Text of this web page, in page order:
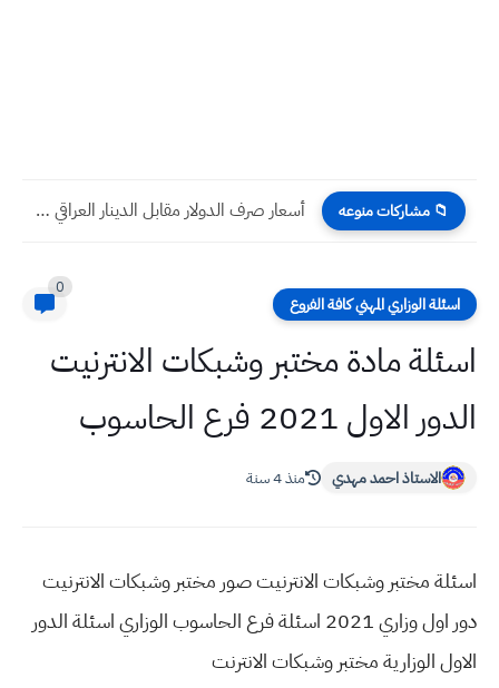
📁 مشاركات منوعه أسعار صرف الدولار مقابل الدينار العراقي اليوم الخميس 13 -...
اسئلة الوزاري المهني كافة الفروع
0
اسئلة مادة مختبر وشبكات الانترنيت
الدور الاول 2021 فرع الحاسوب
الاستاذ احمد مهدي منذ 4 سنة
اسئلة مختبر وشبكات الانترنيت صور مختبر وشبكات الانترنيت
دور اول وزاري 2021 اسئلة فرع الحاسوب الوزاري اسئلة الدور
الاول الوزارية مختبر وشبكات الانترنت